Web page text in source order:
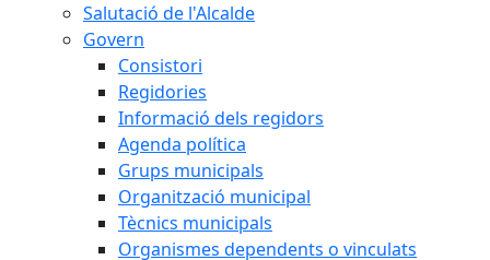
Salutació de l'Alcalde
Govern
Consistori
Regidories
Informació dels regidors
Agenda política
Grups municipals
Organització municipal
Tècnics municipals
Organismes dependents o vinculats